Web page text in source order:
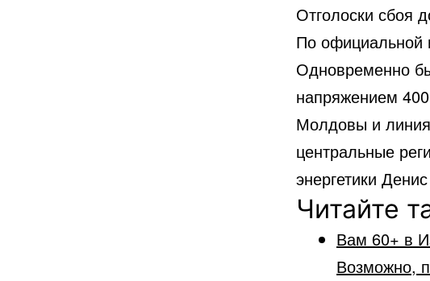
Отголоски сбоя
По официальной
Одновременно
напряжением
Молдовы и
центральные
энергетики
Читайте
Вам 60+ в
Возможно,